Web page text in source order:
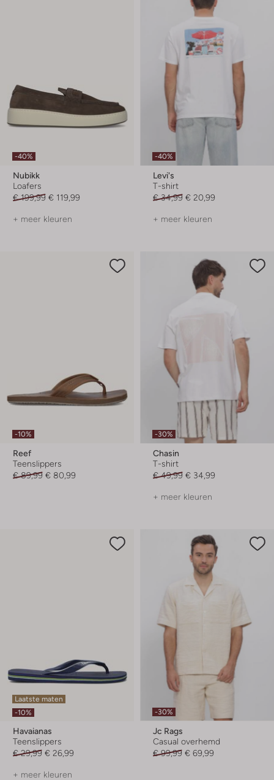
-40%
Nubikk
Loafers
€ 199,99 € 119,99
+ meer kleuren
-40%
Levi's
T-shirt
€ 34,99 € 20,99
+ meer kleuren
-10%
Reef
Teenslippers
€ 89,99 € 80,99
-30%
Chasin
T-shirt
€ 49,99 € 34,99
+ meer kleuren
Laatste maten
-10%
Havaianas
Teenslippers
€ 29,99 € 26,99
+ meer kleuren
-30%
Jc Rags
Casual overhemd
€ 99,99 € 69,99